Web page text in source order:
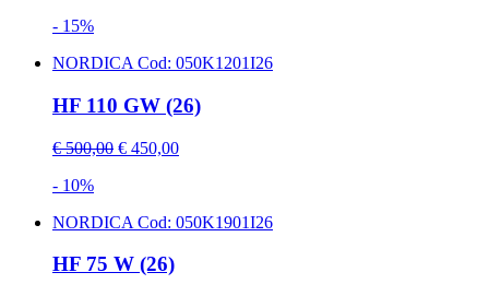
- 15%
NORDICA Cod: 050K1201I26
HF 110 GW (26)
€ 500,00 € 450,00
- 10%
NORDICA Cod: 050K1901I26
HF 75 W (26)